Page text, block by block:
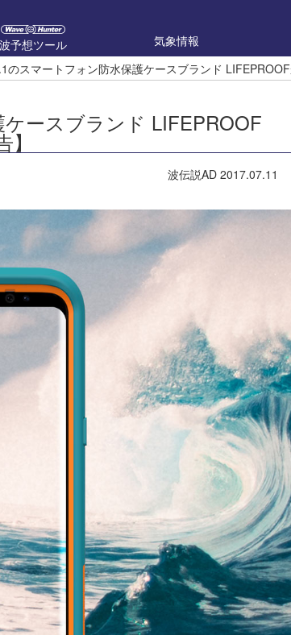
波予想ツール
気象情報
のスマートフォン防水保護ケースブランド
ースブランド LIFEPROOF
波伝説AD 2017.07.11